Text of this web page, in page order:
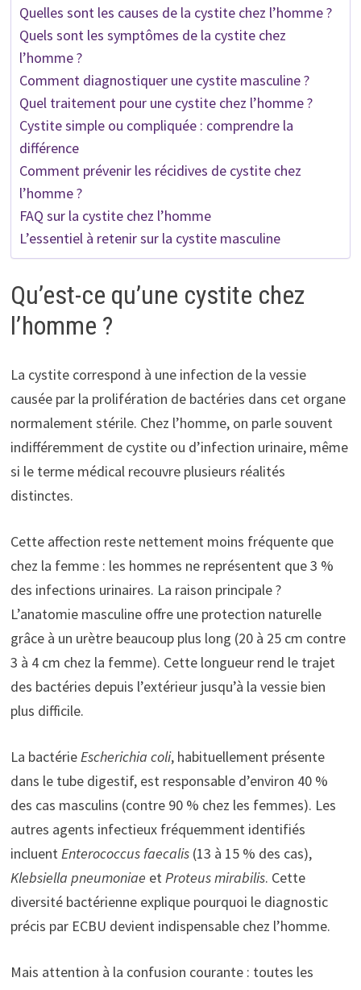
Quelles sont les causes de la cystite chez l’homme ?
Quels sont les symptômes de la cystite chez
l’homme ?
Comment diagnostiquer une cystite masculine ?
Quel traitement pour une cystite chez l’homme ?
Cystite simple ou compliquée : comprendre la
différence
Comment prévenir les récidives de cystite chez
l’homme ?
FAQ sur la cystite chez l’homme
L’essentiel à retenir sur la cystite masculine
Qu’est-ce qu’une cystite chez
l’homme ?
La cystite correspond à une infection de la vessie
causée par la prolifération de bactéries dans cet organe
normalement stérile. Chez l’homme, on parle souvent
indifféremment de cystite ou d’infection urinaire, même
si le terme médical recouvre plusieurs réalités
distinctes.
Cette affection reste nettement moins fréquente que
chez la femme : les hommes ne représentent que 3 %
des infections urinaires. La raison principale ?
L’anatomie masculine offre une protection naturelle
grâce à un urètre beaucoup plus long (20 à 25 cm contre
3 à 4 cm chez la femme). Cette longueur rend le trajet
des bactéries depuis l’extérieur jusqu’à la vessie bien
plus difficile.
La bactérieEscherichia coli, habituellement présente
dans le tube digestif, est responsable d’environ 40 %
des cas masculins (contre 90 % chez les femmes). Les
autres agents infectieux fréquemment identifiés
incluentEnterococcus faecalis(13 à 15 % des cas),
Klebsiella pneumoniae etProteus mirabilis. Cette
diversité bactérienne explique pourquoi le diagnostic
précis par ECBU devient indispensable chez l’homme.
Mais attention à la confusion courante : toutes les